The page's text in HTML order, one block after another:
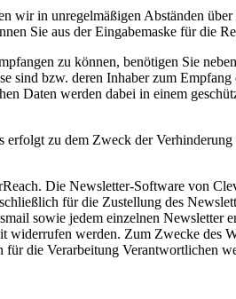
in unregelmäßigen Abständen
Sie aus der Eingabemaske für die
zu können, benötigen Sie
bzw. deren Inhaber zum
Daten werden dabei in einem
zu dem Zweck der
Die Newsletter-Software von
für die Zustellung des
sowie jedem einzelnen
widerrufen werden. Zum Zwecke
die Verarbeitung Verantwortlichen